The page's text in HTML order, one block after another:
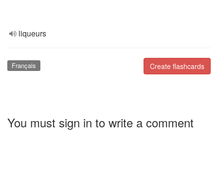
liqueurs
Create flashcards
Français
You must sign in to write a comment